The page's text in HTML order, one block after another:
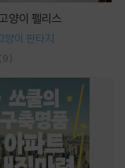
양이 펠리스
양이 판타지
(9)